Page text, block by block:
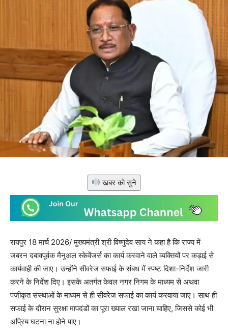
खबर को सुने
रायपुर 18 मार्च 2026/ मुख्यमंत्री श्री विष्णुदेव साय ने कहा है कि राज्य में
जबरन दबावपूर्वक मैनुअल स्केवेंजर्स का कार्य करवाने वाले व्यक्तियों पर कड़ाई से
कार्यवाही की जाए। उन्होंने सीवरेज सफाई के संबध में स्पष्ट दिशा-निर्देश जारी
करने के निर्देश दिए। इसके अतर्गत केवल नगर निगम के माध्यम से अथवा
पंजीकृत संस्थाओं के माध्यम से ही सीवरेज सफाई का कार्य करवाया जाए। साथ ही
सफाई के दौरान सुरक्षा मापदंडों का पूरा ख्याल रखा जाना चाहिए, जिससे कोई भी
अप्रिय घटना ना होने पाए।